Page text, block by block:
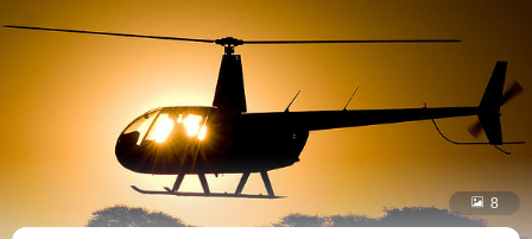
 8
